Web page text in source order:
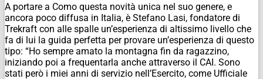
A portare a Como questa novità unica nel suo genere, e
ancora poco diffusa in Italia, è Stefano Lasi, fondatore di
Trekraft con alle spalle un’esperienza di altissimo livello che
fa di lui la guida perfetta per provare un’esperienza di questo
tipo: “Ho sempre amato la montagna fin da ragazzino,
iniziando poi a frequentarla anche attraverso il CAI. Sono
stati però i miei anni di servizio nell’Esercito, come Ufficiale